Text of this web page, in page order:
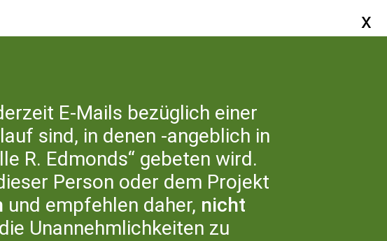
ÜBER UNS
E-Mails bezüglich einer
sind, in denen -angeblich in
R. Edmonds“ gebeten wird.
Person oder dem Projekt
und empfehlen daher, nicht
Unannehmlichkeiten zu